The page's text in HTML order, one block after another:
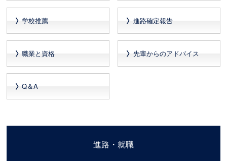
学校推薦 進路確定報告
職業と資格 先輩からのアドバイス
Q＆A
進路・就職